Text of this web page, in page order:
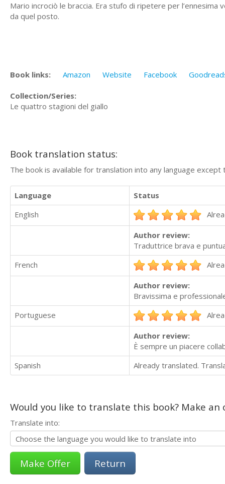
Mario incrociò le braccia. Era stufo di ripetere per
da quel posto.
Book links: Amazon Website Facebook
Collection/Series:
Le quattro stagioni del giallo
Book translation status:
The book is available for translation into any language
Language
Status
English
Author review:
Traduttrice brava e
French
Author review:
Bravissima e
Portuguese
Author review:
È sempre un piacere
Spanish
Already translated.
Would you like to translate this book? Make
Translate into:
Return